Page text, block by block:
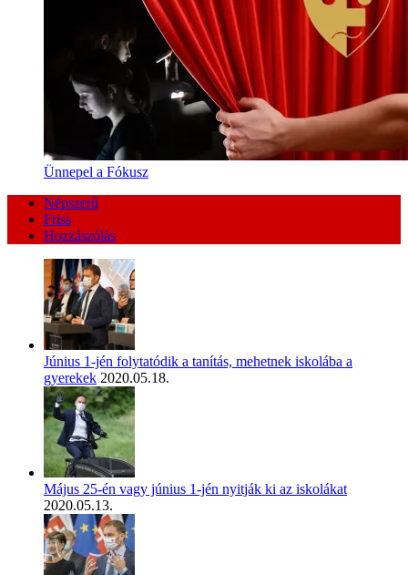
Ünnepel a Fókusz
Népszerű
Friss
Hozzászólás
Június 1-jén folytatódik a tanítás, mehetnek iskolába a
gyerekek 2020.05.18.
Május 25-én vagy június 1-jén nyitják ki az iskolákat
2020.05.13.